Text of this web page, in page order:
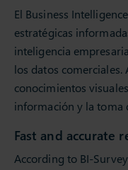
El Business
estratégicas
inteligencia
los datos comerciales.
conocimientos
información y la toma
Fast and accurate
According to BI-